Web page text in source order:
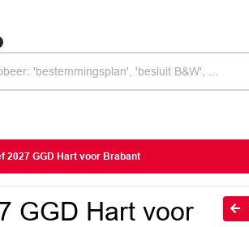
2027 GGD Hart voor Brabant
GGD Hart voor